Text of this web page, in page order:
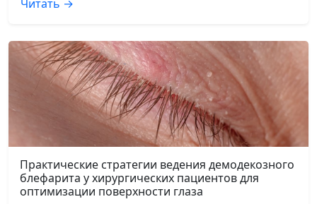
Читать →
Практические стратегии ведения демодекозного
блефарита у хирургических пациентов для
оптимизации поверхности глаза